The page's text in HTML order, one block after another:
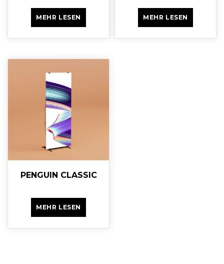
MEHR LESEN MEHR LESEN
PENGUIN CLASSIC
MEHR LESEN